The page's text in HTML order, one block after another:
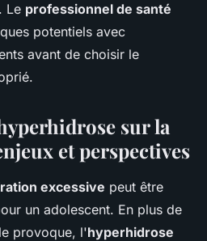
. Le professionnel de santé
potentiels avec
avant de choisir le
sur la
et perspectives
excessive peut être
un adolescent. En plus de
provoque, l'hyperhidrose